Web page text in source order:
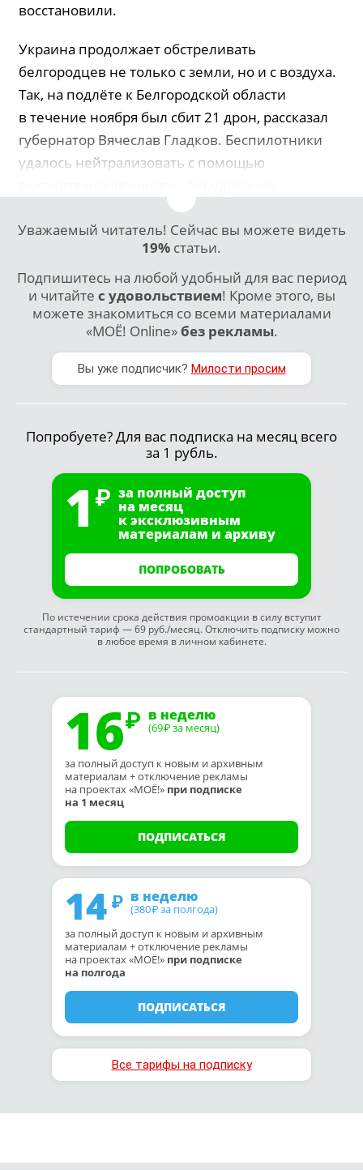
восстановили.
Украина продолжает обстреливать
белгородцев не только с земли, но и с воздуха.
Так, на подлёте к Белгородской области
в течение ноября был сбит 21 дрон, рассказал
губернатор Вячеслав Гладков. Беспилотники
удалось нейтрализовать с помощью
Уважаемый читатель! Сейчас вы можете видеть
19% статьи.
Подпишитесь на любой удобный для вас период
и читайте с удовольствием! Кроме этого, вы
можете знакомиться со всеми материалами
«МОЁ! Online»без рекламы.
Вы уже подписчик? Милости просим
Попробуете? Для вас подписка на месяц всего
за 1 рубль.
1 за полный доступ
на месяц
к эксклюзивным
материалам и архиву
ПОПРОБОВАТЬ
По истечении срока действия промоакции в силу вступит
стандартный тариф — 69 руб./месяц. Отключить подписку можно
в любое время в личном кабинете.
16 в неделю
(69₽ за месяц)
за полный доступ к новым и архивным
материалам + отключение рекламы
на проектах «МОЁ!» при подписке
на 1 месяц
ПОДПИСАТЬСЯ
14 в неделю
(380₽ за полгода)
за полный доступ к новым и архивным
материалам + отключение рекламы
на проектах «МОЁ!» при подписке
на полгода
ПОДПИСАТЬСЯ
Все тарифы на подписку